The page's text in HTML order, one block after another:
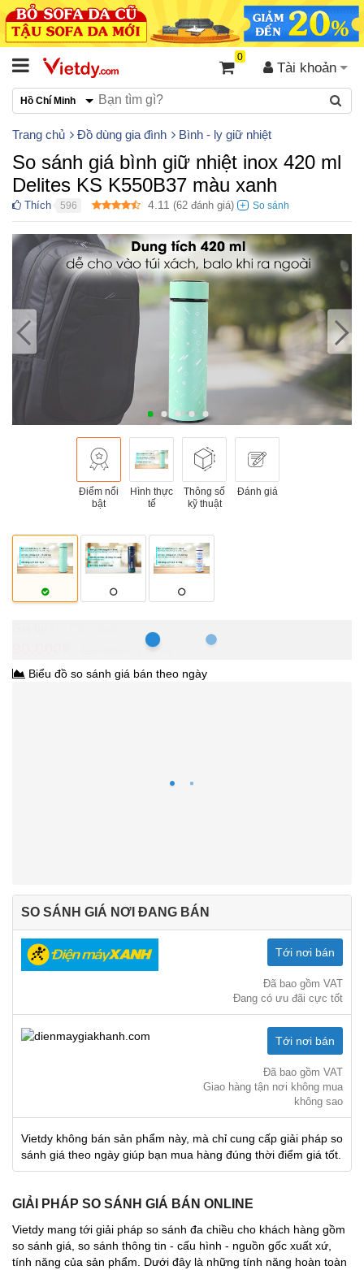
Tài khoản
0
Hồ Chí Minh
Trang chủ Đồ dùng gia đình Bình - ly giữ nhiệt
So sánh giá bình giữ nhiệt inox 420 ml
Delites KS K550B37 màu xanh
Thích 596 4.11 (62 đánh giá)
Điểm nổi
bật
Hình thực
tế
Thông số
kỹ thuật
Đánh giá
-50%
Biểu đồ so sánh giá bán theo ngày
SO SÁNH GIÁ NƠI ĐANG BÁN
Tới nơi bán
Đã bao gồm VAT
Đang có ưu đãi cực tốt
Tới nơi bán
Đã bao gồm VAT
Giao hàng tận nơi không mua
không sao
Vietdy không bán sản phẩm này, mà chỉ cung cấp giải pháp so
sánh giá theo ngày giúp bạn mua hàng đúng thời điểm giá tốt.
GIẢI PHÁP SO SÁNH GIÁ BÁN ONLINE
Vietdy mang tới giải pháp so sánh đa chiều cho khách hàng gồm
so sánh giá, so sánh thông tin - cấu hình - nguồn gốc xuất xứ,
tính năng của sản phẩm. Dưới đây là những tính năng hoàn toàn